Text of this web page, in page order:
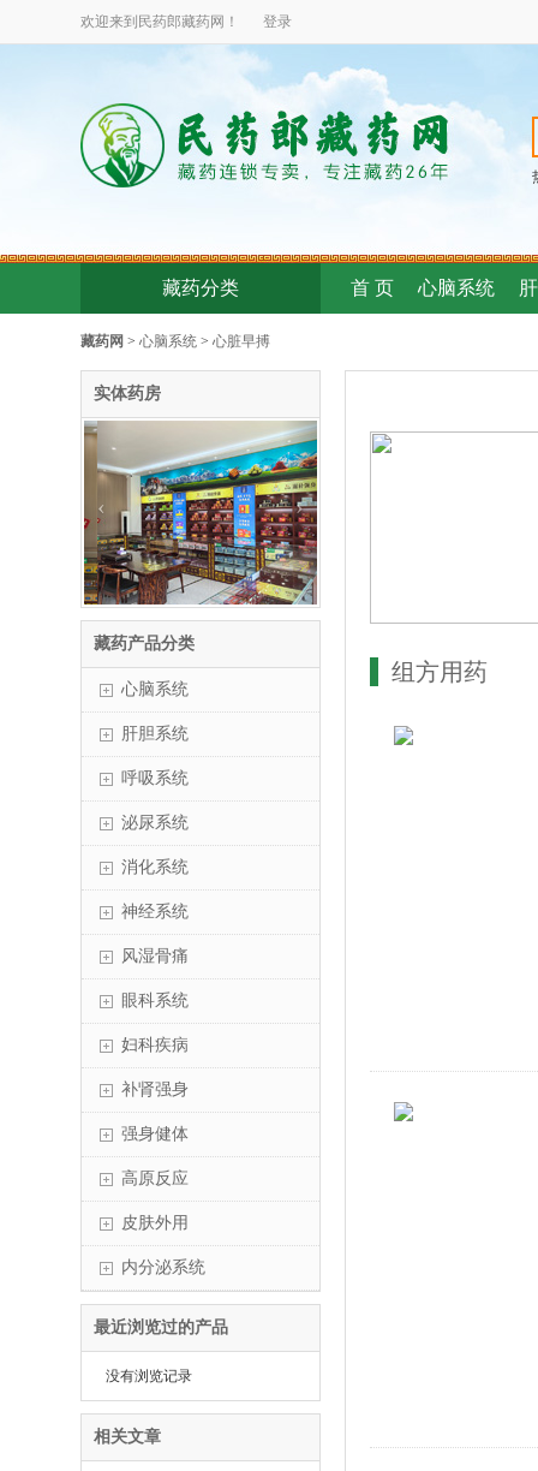
欢迎来到民药郎藏药网！ 登录
藏药分类 首 页 心脑系统
藏药网 > 心脑系统 > 心脏早搏
实体药房
‹ ›
藏药产品分类
心脑系统
肝胆系统
呼吸系统
泌尿系统
消化系统
神经系统
风湿骨痛
眼科系统
妇科疾病
补肾强身
强身健体
高原反应
皮肤外用
内分泌系统
最近浏览过的产品
没有浏览记录
相关文章
组方用药